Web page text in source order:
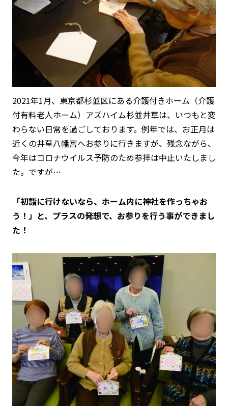
2021年1月、東京都杉並区にある介護付きホーム（介護
付有料老人ホーム）アズハイム杉並井草は、いつもと変
わらない日常を過ごしております。例年では、お正月は
近くの井草八幡宮へお参りに行きますが、残念ながら、
今年はコロナウイルス予防のため参拝は中止いたしまし
た。ですが…
「初詣に行けないなら、ホーム内に神社を作っちゃお
う！」と、プラスの発想で、お参りを行う事ができまし
た！